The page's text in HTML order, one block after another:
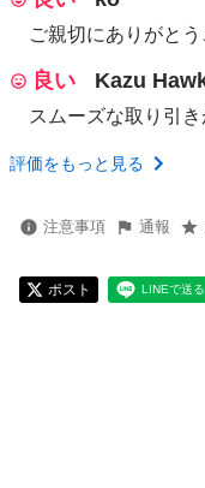
ご親切にありがとう
良い Kazu
スムーズな取り引き
評価をもっと見る
注意事項 通報
ポスト LINEで送る